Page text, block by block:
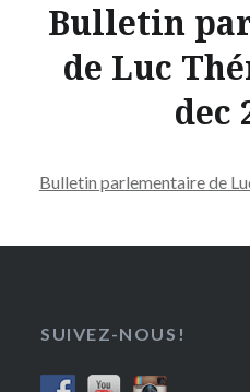
Bulletin
de Luc
dec
Bulletin parlementaire de
SUIVEZ-NOUS!